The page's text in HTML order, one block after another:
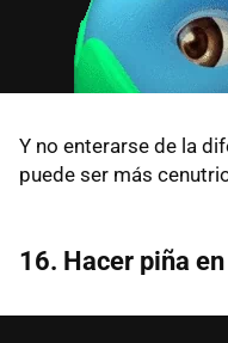
Y no enterarse de la
puede ser más
16. Hacer piña